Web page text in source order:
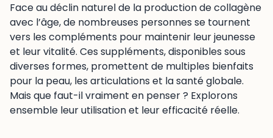
Face au déclin naturel de la production de collagène
avec l’âge, de nombreuses personnes se tournent
vers les compléments pour maintenir leur jeunesse
et leur vitalité. Ces suppléments, disponibles sous
diverses formes, promettent de multiples bienfaits
pour la peau, les articulations et la santé globale.
Mais que faut-il vraiment en penser ? Explorons
ensemble leur utilisation et leur efficacité réelle.